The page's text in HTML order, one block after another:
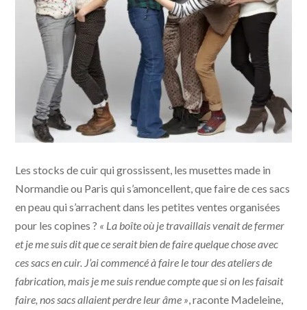
Les stocks de cuir qui grossissent, les musettes made in
Normandie ou Paris qui s’amoncellent, que faire de ces sacs
en peau qui s’arrachent dans les petites ventes organisées
pour les copines ? « La boîte où je travaillais venait de fermer
et je me suis dit que ce serait bien de faire quelque chose avec
ces sacs en cuir. J’ai commencé à faire le tour des ateliers de
fabrication, mais je me suis rendue compte que si on les faisait
faire, nos sacs allaient perdre leur âme » , raconte Madeleine,